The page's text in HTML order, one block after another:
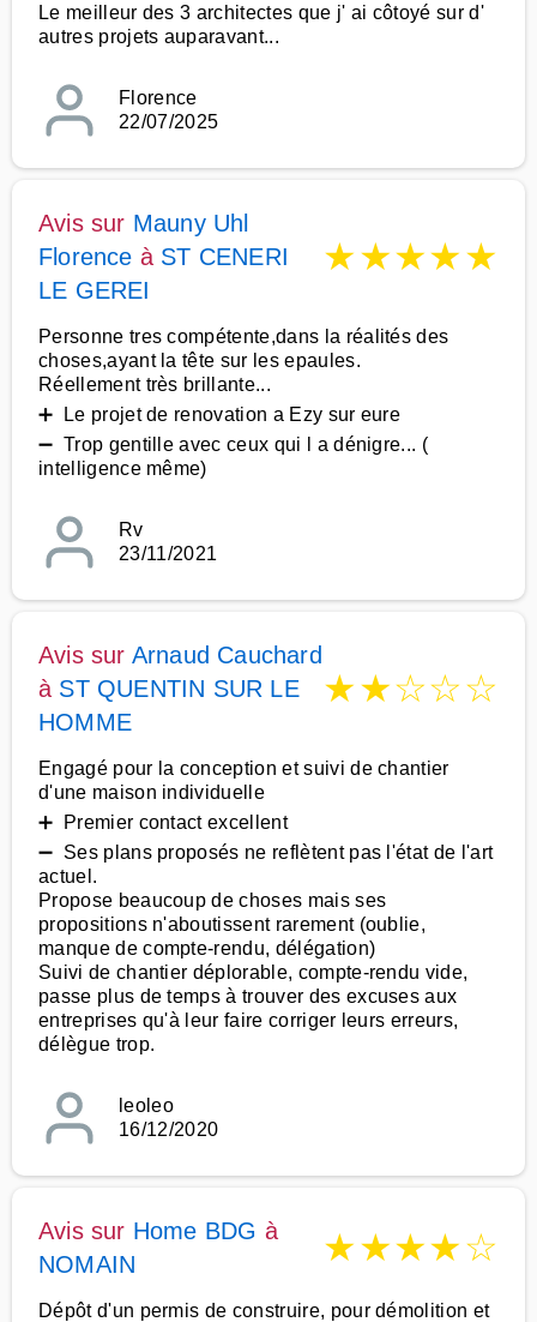
Le meilleur des 3 architectes que j' ai côtoyé sur d'
autres projets auparavant...
Florence
22/07/2025
Avis sur Mauny Uhl
Florence à ST CENERI
LE GEREI
★★★★★
Personne tres compétente,dans la réalités des
choses,ayant la tête sur les epaules.
Réellement très brillante...
➕ Le projet de renovation a Ezy sur eure
➖ Trop gentille avec ceux qui l a dénigre... (
intelligence même)
Rv
23/11/2021
Avis sur Arnaud Cauchard
à ST QUENTIN SUR LE
HOMME
★★☆☆☆
Engagé pour la conception et suivi de chantier
d'une maison individuelle
➕ Premier contact excellent
➖ Ses plans proposés ne reflètent pas l'état de l'art
actuel.
Propose beaucoup de choses mais ses
propositions n'aboutissent rarement (oublie,
manque de compte-rendu, délégation)
Suivi de chantier déplorable, compte-rendu vide,
passe plus de temps à trouver des excuses aux
entreprises qu'à leur faire corriger leurs erreurs,
délègue trop.
leoleo
16/12/2020
Avis sur Home BDG à
NOMAIN
★★★★☆
Dépôt d'un permis de construire, pour démolition et